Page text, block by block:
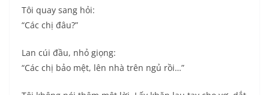
Tôi quay sang hỏi:
“Các chị đâu?”
Lan cúi đầu, nhỏ giọng:
“Các chị bảo mệt, lên nhà trên ngủ rồi…”